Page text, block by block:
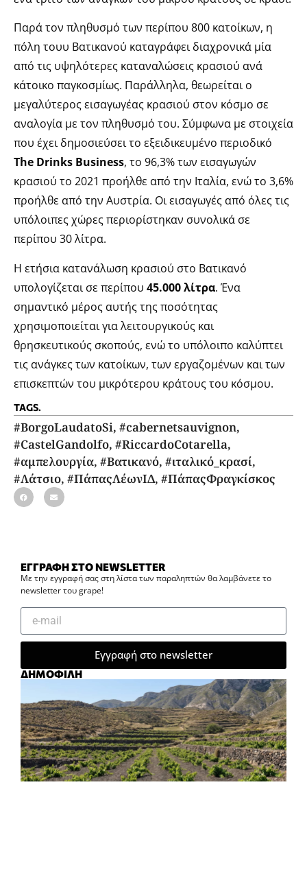
Παρά τον πληθυσμό των περίπου 800 κατοίκων, η
πόλη τουυ Βατικανού καταγράφει διαχρονικά μία
από τις υψηλότερες καταναλώσεις κρασιού ανά
κάτοικο παγκοσμίως. Παράλληλα, θεωρείται ο
μεγαλύτερος εισαγωγέας κρασιού στον κόσμο σε
αναλογία με τον πληθυσμό του. Σύμφωνα με στοιχεία
που έχει δημοσιεύσει το εξειδικευμένο περιοδικό
The Drinks Business, το 96,3% των εισαγωγών
κρασιού το 2021 προήλθε από την Ιταλία, ενώ το 3,6%
προήλθε από την Αυστρία. Οι εισαγωγές από όλες τις
υπόλοιπες χώρες περιορίστηκαν συνολικά σε
περίπου 30 λίτρα.
Η ετήσια κατανάλωση κρασιού στο Βατικανό
υπολογίζεται σε περίπου 45.000 λίτρα. Ένα
σημαντικό μέρος αυτής της ποσότητας
χρησιμοποιείται για λειτουργικούς και
θρησκευτικούς σκοπούς, ενώ το υπόλοιπο καλύπτει
τις ανάγκες των κατοίκων, των εργαζομένων και των
επισκεπτών του μικρότερου κράτους του κόσμου.
TAGS.
#BorgoLaudatoSi, #cabernetsauvignon,
#CastelGandolfo, #RiccardoCotarella,
#αμπελουργία, #Βατικανό, #ιταλικό_κρασί,
#Λάτσιο, #ΠάπαςΛέωνΙΔ, #ΠάπαςΦραγκίσκος
ΕΓΓΡΑΦΗ ΣΤΟ NEWSLETTER
Με την εγγραφή σας στη λίστα των παραληπτών θα λαμβάνετε το
newsletter του grape!
Εγγραφή στο newsletter
ΔΗΜΟΦΙΛΗ